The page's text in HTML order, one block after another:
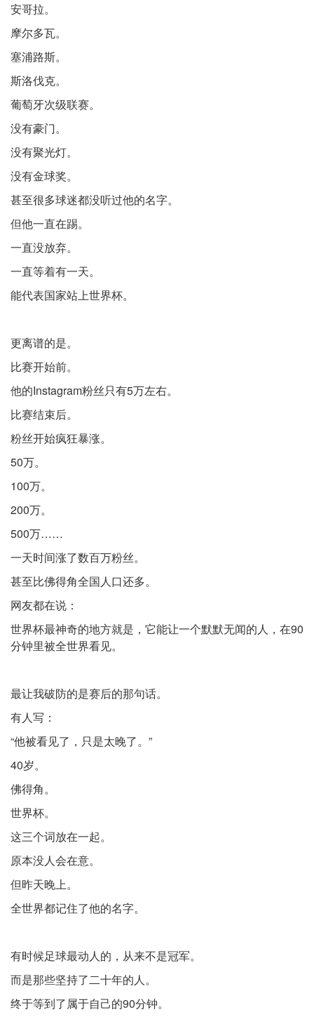
安哥拉。
摩尔多瓦。
塞浦路斯。
斯洛伐克。
葡萄牙次级联赛。
没有豪门。
没有聚光灯。
没有金球奖。
甚至很多球迷都没听过他的名字。
但他一直在踢。
一直没放弃。
一直等着有一天。
能代表国家站上世界杯。
更离谱的是。
比赛开始前。
他的Instagram粉丝只有5万左右。
比赛结束后。
粉丝开始疯狂暴涨。
50万。
100万。
200万。
500万……
一天时间涨了数百万粉丝。
甚至比佛得角全国人口还多。
网友都在说：
世界杯最神奇的地方就是，它能让一个默默无闻的人，在90
分钟里被全世界看见。
最让我破防的是赛后的那句话。
有人写：
“他被看见了，只是太晚了。”
40岁。
佛得角。
世界杯。
这三个词放在一起。
原本没人会在意。
但昨天晚上。
全世界都记住了他的名字。
有时候足球最动人的，从来不是冠军。
而是那些坚持了二十年的人。
终于等到了属于自己的90分钟。